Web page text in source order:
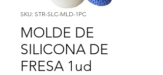
SKU: STR-SLC-MLD-1PC
MOLDE DE
SILICONA DE
FRESA 1ud